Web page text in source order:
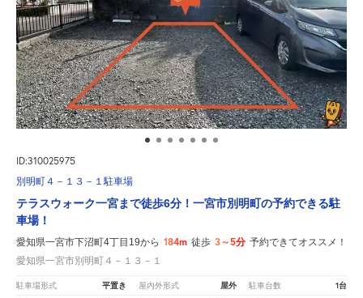
ID:310025975
別明町４－１３－１駐車場
テラスウォーク一宮まで徒歩6分！一宮市別明町の予約できる駐
車場！
愛知県一宮市下沼町4丁目19から 184m 徒歩 3～5分 予約できてオススメ！
愛知県一宮市別明町４－１３－１
駐車場形式 平置き 屋内外形式 屋外 駐車台数 1台